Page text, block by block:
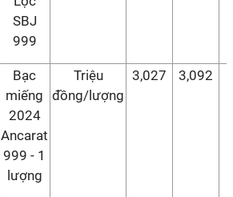
SBJ
999
Bạc
miếng
2024
Ancarat
999 - 1
lượng
Triệu
đồng/lượng
3,027 3,092